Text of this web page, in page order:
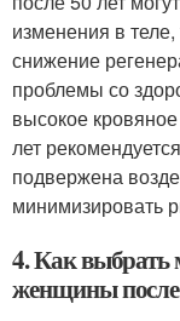
изменения в теле,
снижение
проблемы со
высокое
лет
подвержена
минимизировать
4. Как выбрать
женщины после